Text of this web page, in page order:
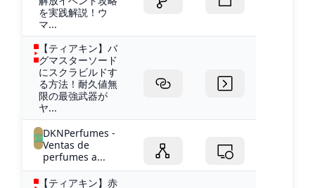
を実践解説！ウ
マ...
【ティアキン】バ
グマスターソード
にスクラビルドす
る方法！耐久値無
限の最強武器が
ヤ...
DKNPerfumes -
Ventas de
perfumes a...
【ティアキン】赤